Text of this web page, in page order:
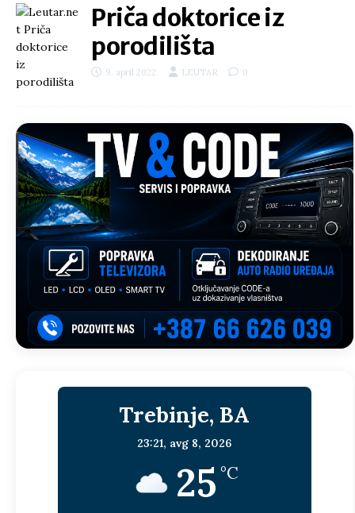
Priča doktorice iz
porodilišta
9. april 2022. LEUTAR 0
Trebinje, BA
23:21, avg 8, 2026
25 °C